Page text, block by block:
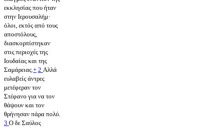
εκκλησίας που ήταν
στην Ιερουσαλήμ·
όλοι, εκτός από τους
αποστόλους,
διασκορπίστηκαν
στις περιοχές της
Ιουδαίας και της
Σαμάρειας. + 2 Αλλά
ευλαβείς άντρες
μετέφεραν τον
Στέφανο για να τον
θάψουν και τον
θρήνησαν πάρα πολύ.
3 Ο δε Σαύλος